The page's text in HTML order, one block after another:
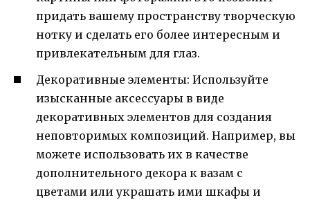
придать вашему пространству творческую
нотку и сделать его более интересным и
привлекательным для глаз.
Декоративные элементы: Используйте
изысканные аксессуары в виде
декоративных элементов для создания
неповторимых композиций. Например, вы
можете использовать их в качестве
дополнительного декора к вазам с
цветами или украшать ими шкафы и